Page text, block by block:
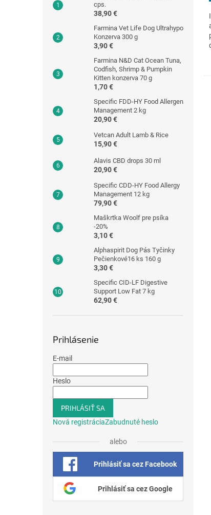
cps.
38,90 €
Farmina Vet Life Dog Ultrahypo
Konzerva 300 g
3,90 €
Farmina N&D Cat Ocean Tuna,
Codfish, Shrimp & Pumpkin
Kitten konzerva 70 g
1,70 €
Specific FDD-HY Food Allergen
Management 2 kg
20,90 €
Vetcan Adult Lamb & Rice
15,90 €
Alavis CBD drops 30 ml
20,90 €
Specific CDD-HY Food Allergy
Management 12 kg
79,90 €
Maškrtka Woolf pre psíka
-20%
3,10 €
Alphaspirit Dog Pás Tyčinky
Pečienkové16 ks 160 g
3,30 €
Specific CID-LF Digestive
Support Low Fat 7 kg
62,90 €
Prihlásenie
E-mail
Heslo
PRIHLÁSIŤ SA
Nová registráciaZabudnuté heslo
alebo
Prihlásiť sa cez Facebook
Prihlásiť sa cez Google